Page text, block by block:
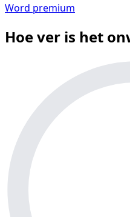
Word premium
Hoe ver is het